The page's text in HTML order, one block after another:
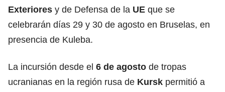
Exteriores y de Defensa de la UE que se
celebrarán días 29 y 30 de agosto en Bruselas, en
presencia de Kuleba.
La incursión desde el 6 de agosto de tropas
ucranianas en la región rusa de Kursk permitió a